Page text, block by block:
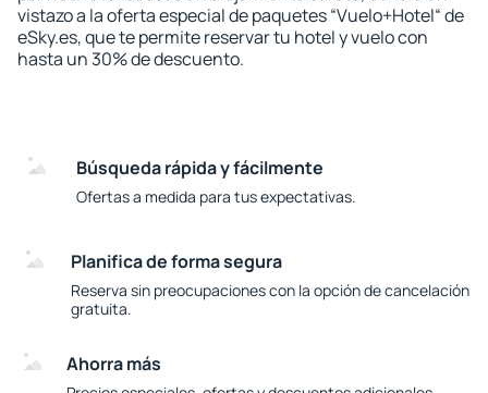
vistazo a la oferta especial de paquetes “Vuelo+Hotel“ de
eSky.es, que te permite reservar tu hotel y vuelo con
hasta un 30% de descuento.
Búsqueda rápida y fácilmente
Ofertas a medida para tus expectativas.
Planifica de forma segura
Reserva sin preocupaciones con la opción de cancelación
gratuita.
Ahorra más